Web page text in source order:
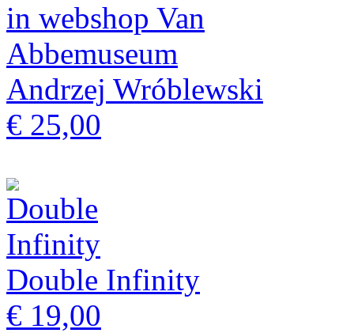
Andrzej Wróblewski
€ 25,00
Double Infinity
€ 19,00